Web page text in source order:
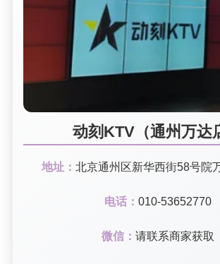
动刻KTV（通州万达
地址： 北京通州区新华西街58号院
电话： 010-53652770
微信： 请联系商家获取